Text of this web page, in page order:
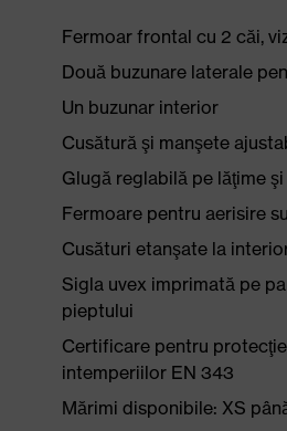
Fermoar frontal cu 2 căi,
Două buzunare laterale
Un buzunar interior
Cusătură şi manşete
Glugă reglabilă pe lăţime
Fermoare pentru aerisire
Cusături etanşate la
Sigla uvex imprimată pe
pieptului
Certificare pentru
intemperiilor EN 343
Mărimi disponibile: XS